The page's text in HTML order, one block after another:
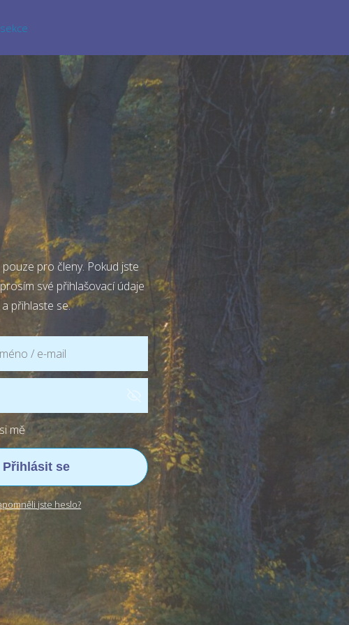
pro členy. Pokud jste
své přihlašovací údaje
a přihlaste se.
mě
Přihlásit se
jste heslo?